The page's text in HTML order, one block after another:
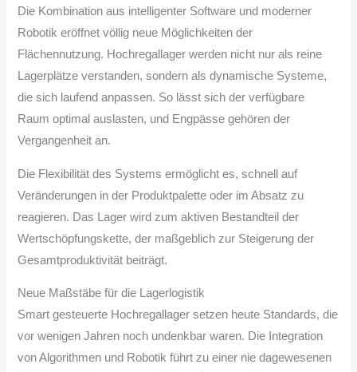
Die Kombination aus intelligenter Software und moderner
Robotik eröffnet völlig neue Möglichkeiten der
Flächennutzung. Hochregallager werden nicht nur als reine
Lagerplätze verstanden, sondern als dynamische Systeme,
die sich laufend anpassen. So lässt sich der verfügbare
Raum optimal auslasten, und Engpässe gehören der
Vergangenheit an.
Die Flexibilität des Systems ermöglicht es, schnell auf
Veränderungen in der Produktpalette oder im Absatz zu
reagieren. Das Lager wird zum aktiven Bestandteil der
Wertschöpfungskette, der maßgeblich zur Steigerung der
Gesamtproduktivität beiträgt.
Neue Maßstäbe für die Lagerlogistik
Smart gesteuerte Hochregallager setzen heute Standards, die
vor wenigen Jahren noch undenkbar waren. Die Integration
von Algorithmen und Robotik führt zu einer nie dagewesenen